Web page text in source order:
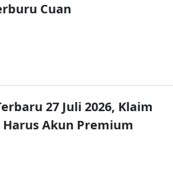
Cuan
27 Juli 2026, Klaim
Harus Akun Premium